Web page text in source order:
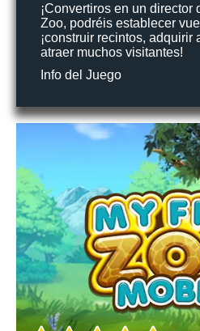
¡Convertiros en un director
Zoo, podréis establecer
¡construir recintos,
atraer muchos visitantes!
Info del Juego